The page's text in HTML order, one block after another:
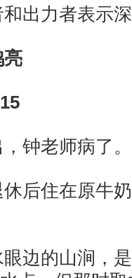
出力者表示
亮
钟老师病了。
后住在原牛
边的山涧，